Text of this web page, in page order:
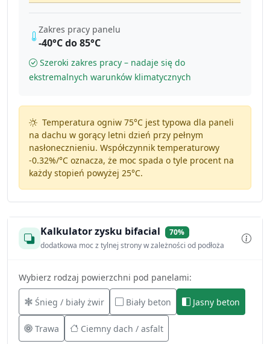
Zakres pracy panelu
-40°C do 85°C
Szeroki zakres pracy – nadaje się do
ekstremalnych warunków klimatycznych
Temperatura ogniw 75°C jest typowa dla paneli
na dachu w gorący letni dzień przy pełnym
nasłonecznieniu. Współczynnik temperaturowy
-0.32%/°Coznacza, że moc spada o tyle procent na
każdy stopień powyżej 25°C.
Kalkulator zysku bifacial
70%
dodatkowa moc z tylnej strony w zależności od podłoża
Wybierz rodzaj powierzchni pod panelami:
Śnieg / biały żwir Biały beton Jasny beton
Trawa Ciemny dach / asfalt